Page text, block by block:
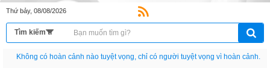
Thứ bảy, 08/08/2026
Nếu như không chịu học tập thì cho dù đi vạn dặm đường cũng chỉ là anh đưa